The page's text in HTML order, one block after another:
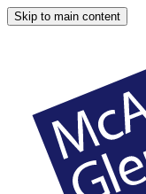
Skip to main content